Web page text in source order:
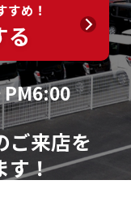
すめ！
る
PM6:00
ご来店を
す！